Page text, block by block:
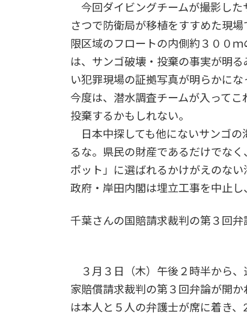
今回ダイビングチームが撮影した
さつで防衛局が移植をすすめた現
限区域のフロートの内側約３００
は、サンゴ破壊・投棄の事実が明
い犯罪現場の証拠写真が明らかに
今度は、潜水調査チームが入って
投棄するかもしれない。
日本中探しても他にないサンゴの
るな。県民の財産であるだけでな
ポット」に選ばれるかけがえのな
政府・岸田内閣は埋立工事を中止
千葉さんの国賠請求裁判の第３回弁
３月３日（木）午後２時半から、
家賠償請求裁判の第３回弁論が開
は本人と５人の弁護士が席に着き